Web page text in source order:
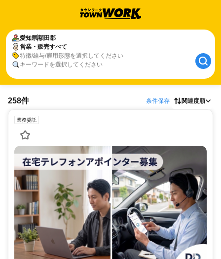
愛知県額田郡
営業・販売すべて
特徴/給与/雇用形態を選択してください
キーワードを選択してください
258件 条件保存 関連度順
業務委託